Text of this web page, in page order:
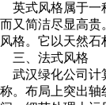
英式风格属于一种
而又简洁尽显高贵
风格。它以天然石
三、法式风格
武汉绿化公司计
称。布局上突出轴